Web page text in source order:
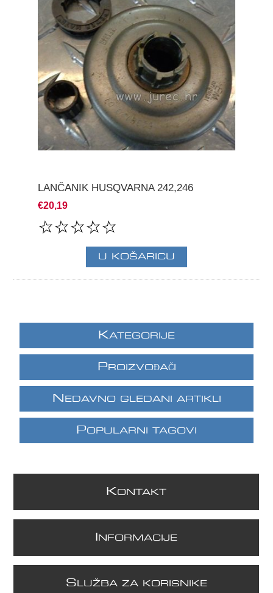
LANČANIK HUSQVARNA 242,246
€20,19
KATEGORIJE
PROIZVOĐAČI
N EDAVNO GLEDANI ARTIKLI
POPULARNI TAGOVI
KONTAKT
NFORMACIJE
S LUŽBA ZA KORISNIKE